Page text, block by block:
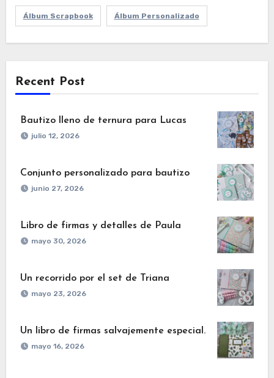
Álbum Scrapbook Álbum Personalizado
Recent Post
Bautizo lleno de ternura para Lucas
julio 12, 2026
Conjunto personalizado para bautizo
junio 27, 2026
Libro de firmas y detalles de Paula
mayo 30, 2026
Un recorrido por el set de Triana
mayo 23, 2026
Un libro de firmas salvajemente especial.
mayo 16, 2026